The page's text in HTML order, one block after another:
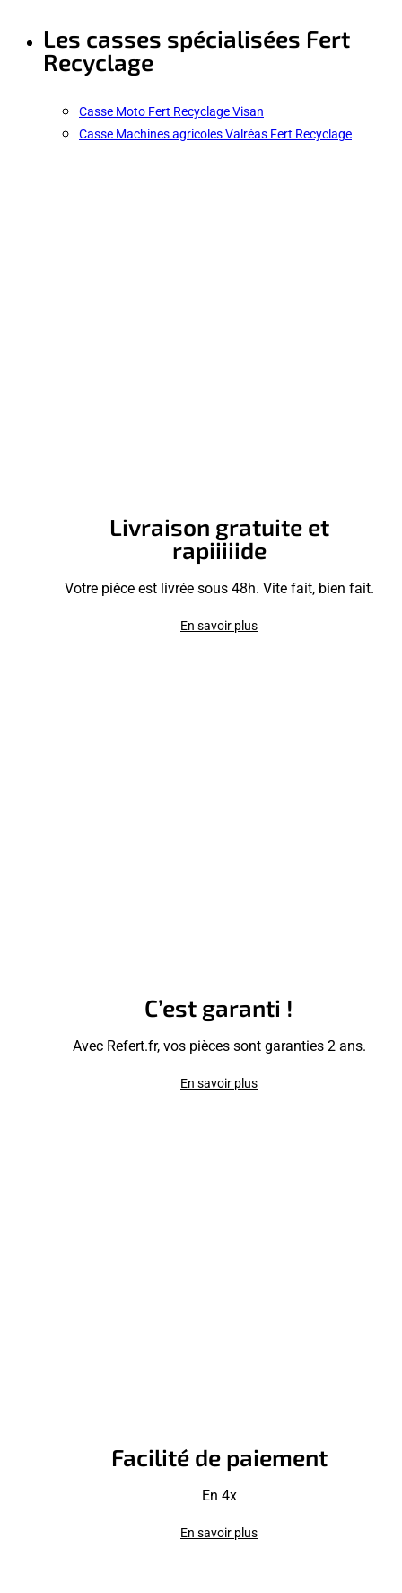
Les casses spécialisées Fert
Recyclage
Casse Moto Fert Recyclage Visan
Casse Machines agricoles Valréas Fert Recyclage
Livraison gratuite et
rapiiiiide
Votre pièce est livrée sous 48h. Vite fait, bien fait.
En savoir plus
C’est garanti !
Avec Refert.fr, vos pièces sont garanties 2 ans.
En savoir plus
Facilité de paiement
En 4x
En savoir plus